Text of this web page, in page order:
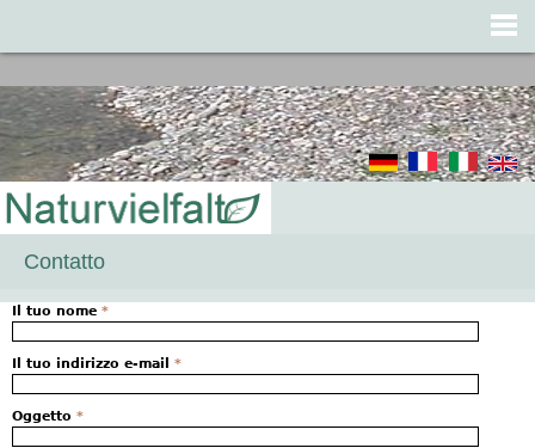
Contatto
Il tuo nome *
Il tuo indirizzo e-mail *
Oggetto *